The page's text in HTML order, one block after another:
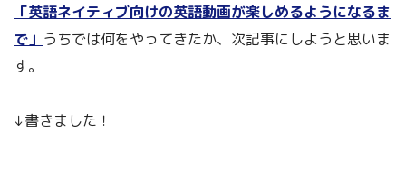
「英語ネイティブ向けの英語動画が楽しめるようになるま
で」 うちでは何をやってきたか、次記事にしようと思いま
す。
↓書きました！